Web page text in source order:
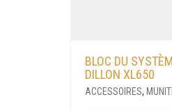
BLOC DU
DILLON XL650
ACCESSOIRES,